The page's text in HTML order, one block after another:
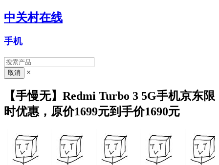
中关村在线
手机
×
【手慢无】Redmi Turbo 3 5G手机京东限
时优惠，原价1699元到手价1690元